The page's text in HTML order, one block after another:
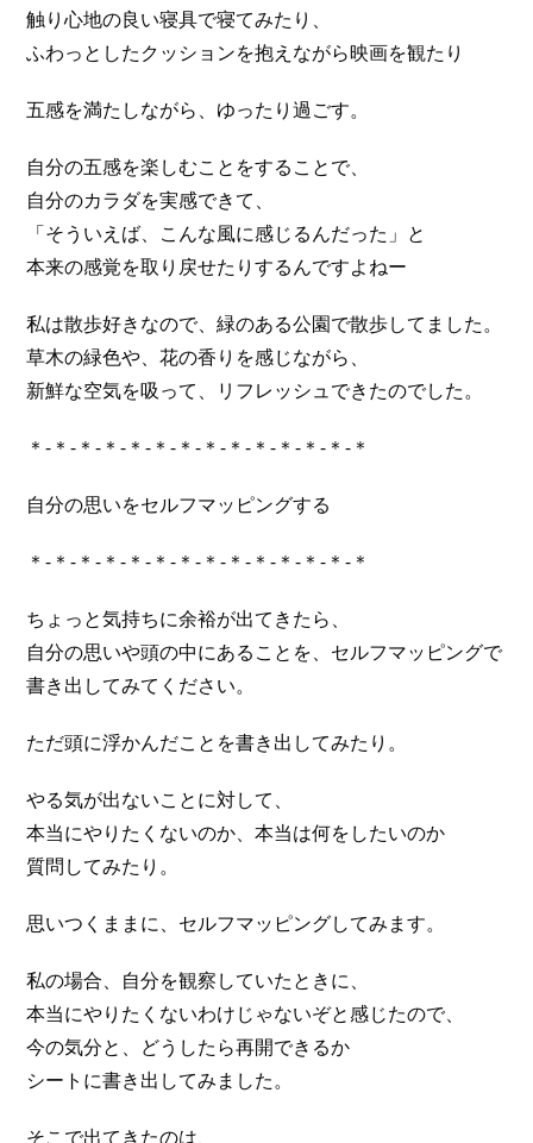
触り心地の良い寝具で寝てみたり、
ふわっとしたクッションを抱えながら映画を観たり
五感を満たしながら、ゆったり過ごす。
自分の五感を楽しむことをすることで、
自分のカラダを実感できて、
「そういえば、こんな風に感じるんだった」と
本来の感覚を取り戻せたりするんですよねー
私は散歩好きなので、緑のある公園で散歩してました。
草木の緑色や、花の香りを感じながら、
新鮮な空気を吸って、リフレッシュできたのでした。
＊-＊-＊-＊-＊-＊-＊-＊-＊-＊-＊-＊-＊-＊
自分の思いをセルフマッピングする
＊-＊-＊-＊-＊-＊-＊-＊-＊-＊-＊-＊-＊-＊
ちょっと気持ちに余裕が出てきたら、
自分の思いや頭の中にあることを、セルフマッピングで
書き出してみてください。
ただ頭に浮かんだことを書き出してみたり。
やる気が出ないことに対して、
本当にやりたくないのか、本当は何をしたいのか
質問してみたり。
思いつくままに、セルフマッピングしてみます。
私の場合、自分を観察していたときに、
本当にやりたくないわけじゃないぞと感じたので、
今の気分と、どうしたら再開できるか
シートに書き出してみました。
そこで出てきたのは、